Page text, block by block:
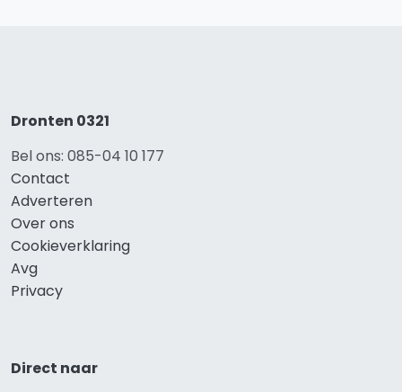
Dronten 0321
Bel ons: 085-04 10 177
Contact
Adverteren
Over ons
Cookieverklaring
Avg
Privacy
Direct naar